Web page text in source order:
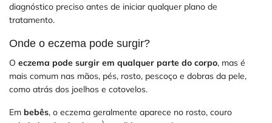
diagnóstico preciso antes de iniciar qualquer plano de
tratamento.
Onde o eczema pode surgir?
O eczema pode surgir em qualquer parte do corpo, mas é
mais comum nas mãos, pés, rosto, pescoço e dobras da pele,
como atrás dos joelhos e cotovelos.
Em bebês, o eczema geralmente aparece no rosto, couro